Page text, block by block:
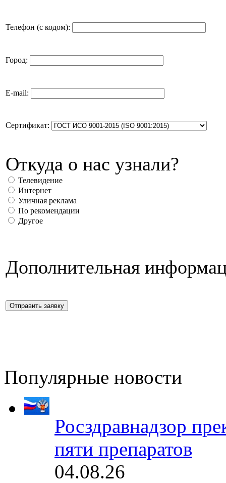
Телефон (с кодом):
Город:
E-mail:
Сертификат:
Откуда о нас узнали?
Телевидение
Интернет
Уличная реклама
По рекомендации
Другое
Дополнительная
Популярные новости
Росздравнадзор
пяти препаратов
04.08.26